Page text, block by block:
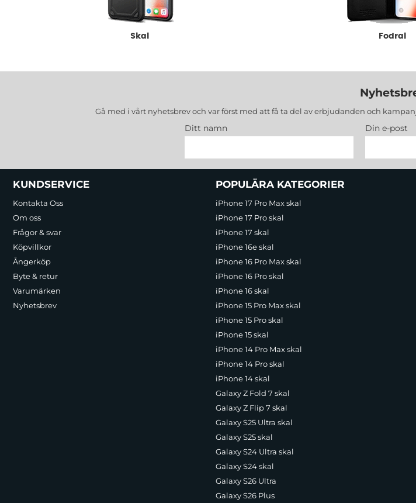
Skal Fodral
Gå med i vårt nyhetsbrev och var först med att få ta del av erbjudanden och
Ditt namn Din e-post
Sidfot Blandad info och länkar
KUNDSERVICE
Kontakta Oss
Om oss
Frågor & svar
Köpvillkor
Ångerköp
Byte & retur
Varumärken
Nyhetsbrev
POPULÄRA KATEGORIER
iPhone 17 Pro Max skal
iPhone 17 Pro skal
iPhone 17 skal
iPhone 16e skal
iPhone 16 Pro Max skal
iPhone 16 Pro skal
iPhone 16 skal
iPhone 15 Pro Max skal
iPhone 15 Pro skal
iPhone 15 skal
iPhone 14 Pro Max skal
iPhone 14 Pro skal
iPhone 14 skal
Galaxy Z Fold 7 skal
Galaxy Z Flip 7 skal
Galaxy S25 Ultra skal
Galaxy S25 skal
Galaxy S24 Ultra skal
Galaxy S24 skal
Galaxy S26 Ultra
Galaxy S26 Plus